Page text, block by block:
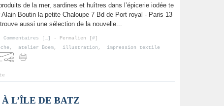
de la mer, sardines et huîtres dans l’épicerie iodée te
Alain Boutin la petite Chaloupe 7 Bd de Port royal - Paris 13
aussi une sélection de la nouvelle...
Commentaires […] - Permalien [#]
, atelier Boem, illustration , impression textile
L’ÎLE DE BATZ